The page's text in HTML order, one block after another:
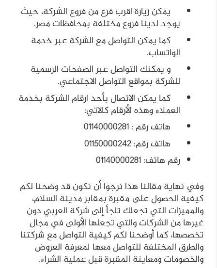
يمكن زيارة اقرب فرع من فروع الشركة، حيث
يوجد لدينا فروع مختلفة بمحافظات مصر.
كما يمكن التواصل مع الشركة عبر خدمة
الواتساب.
و يمكنك التواصل عبر الصفحات الرسمية
للشركة بمواقع التواصل الاجتماعي.
كما يمكن الاتصال بأحد ارقام الشركة بخدمة
العملاء وهذه الأرقام كالاتي:
هاتف رقم : 01140000281
هاتف رقم: 01150000242
رقم هاتف: 01140000281
وفي نهاية مقالنا هذا نرجوا أن نكون قد وضحنا لكم
كيفية الحصول على مقبرة بمقابر مدينة السلام،
والمميزات التي تجعلك تلجأ إلى شركة العربي دون
غيرها من الشركات والتي تجعلها الأولى في مجال
تخصصها، كما أوضحنا لكم كيفية التواصل مع شركتنا
والطرق المختلفة للتواصل معها لمعرفة العروض
والخصومات ومعاينة المقبرة قبل عملية الشراء.